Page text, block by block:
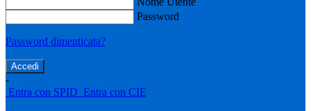
Password
Password dimenticata?
-
Entra con SPID Entra con CIE